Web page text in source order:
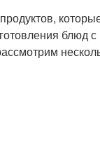
блюд